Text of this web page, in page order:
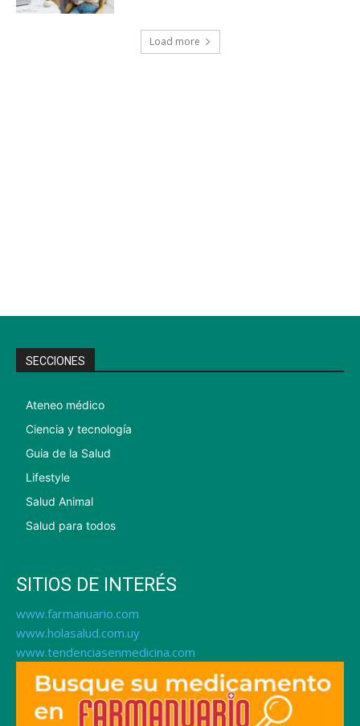
Load more
SECCIONES
Ateneo médico
Ciencia y tecnología
Guia de la Salud
Lifestyle
Salud Animal
Salud para todos
SITIOS DE INTERÉS
www.farmanuario.com
www.holasalud.com.uy
www.tendenciasenmedicina.com